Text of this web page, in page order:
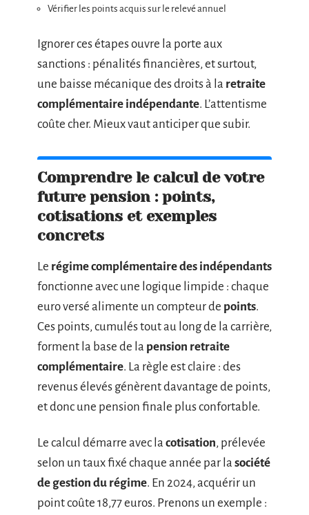
Vérifier les points acquis sur le relevé annuel
Ignorer ces étapes ouvre la porte aux
sanctions : pénalités financières, et surtout,
une baisse mécanique des droits à la retraite
complémentaire indépendante. L’attentisme
coûte cher. Mieux vaut anticiper que subir.
Comprendre le calcul de votre
future pension : points,
cotisations et exemples
concrets
Le régime complémentaire des indépendants
fonctionne avec une logique limpide : chaque
euro versé alimente un compteur de points.
Ces points, cumulés tout au long de la carrière,
forment la base de la pension retraite
complémentaire. La règle est claire : des
revenus élevés génèrent davantage de points,
et donc une pension finale plus confortable.
Le calcul démarre avec la cotisation, prélevée
selon un taux fixé chaque année par la société
de gestion du régime. En 2024, acquérir un
point coûte 18,77 euros. Prenons un exemple :